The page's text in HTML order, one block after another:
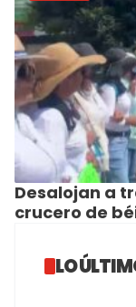
Desalojan a
crucero de
LO